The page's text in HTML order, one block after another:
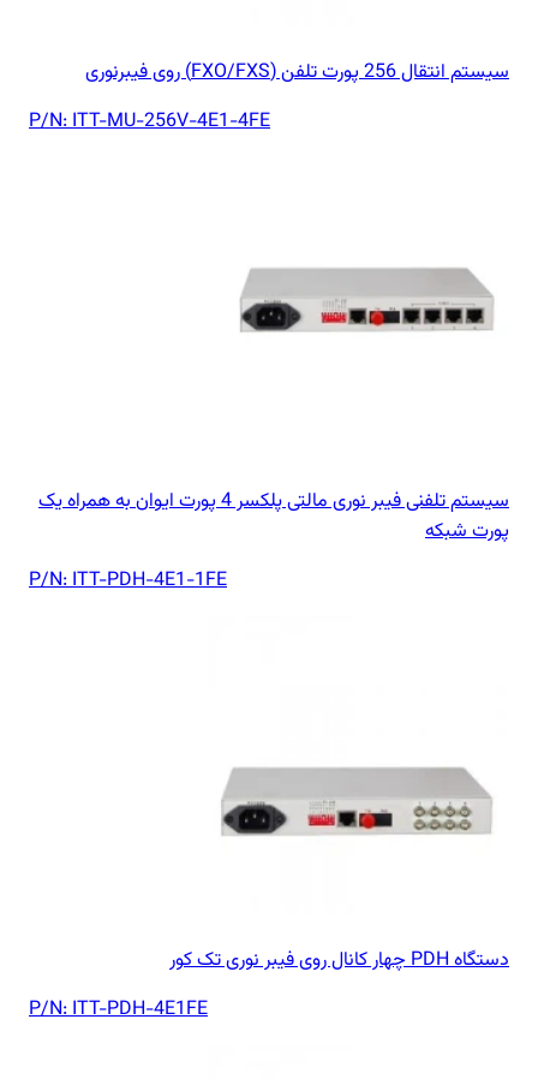
سیستم انتقال 256 پورت تلفن (FXO/FXS) روی فیبرنوری
P/N:ITT-MU-256V-4E1-4FE
سیستم تلفنی فیبر نوری مالتی پلکسر 4 پورت ایوان به همراه یک
پورت شبکه
P/N:ITT-PDH-4E1-1FE
دستگاه PDH چهار کانال روی فیبر نوری تک کور
P/N:ITT-PDH-4E1FE